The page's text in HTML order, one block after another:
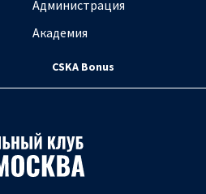
Администрация
Академия
CSKA Bonus